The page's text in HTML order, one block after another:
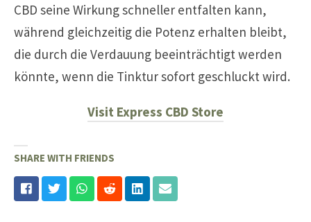
CBD seine Wirkung schneller entfalten kann,
während gleichzeitig die Potenz erhalten bleibt,
die durch die Verdauung beeinträchtigt werden
könnte, wenn die Tinktur sofort geschluckt wird.
Visit Express CBD Store
SHARE WITH FRIENDS